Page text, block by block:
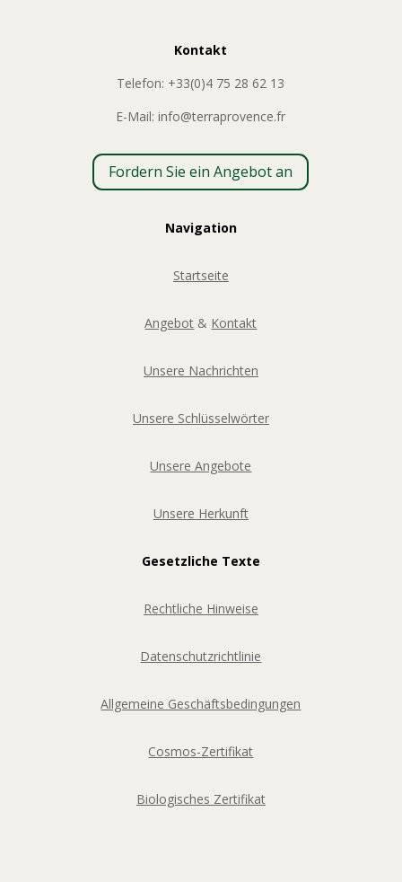
Kontakt
Telefon: +33(0)4 75 28 62 13
E-Mail: info@terraprovence.fr
Fordern Sie ein Angebot an
Navigation
Startseite
Angebot & Kontakt
Unsere Nachrichten
Unsere Schlüsselwörter
Unsere Angebote
Unsere Herkunft
Gesetzliche Texte
Rechtliche Hinweise
Datenschutzrichtlinie
Allgemeine Geschäftsbedingungen
Cosmos-Zertifikat
Biologisches Zertifikat